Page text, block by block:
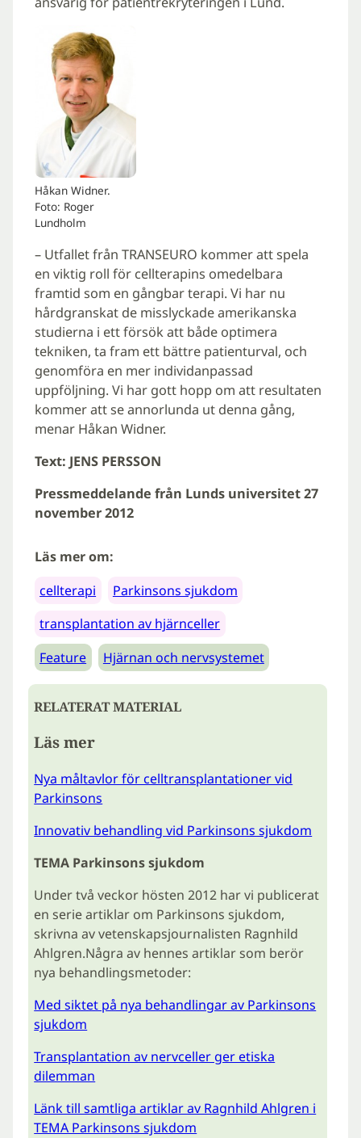
Håkan Widner.
Foto: Roger
Lundholm
– Utfallet från TRANSEURO kommer att spela
en viktig roll för cellterapins omedelbara
framtid som en gångbar terapi. Vi har nu
hårdgranskat de misslyckade amerikanska
studierna i ett försök att både optimera
tekniken, ta fram ett bättre patienturval, och
genomföra en mer individanpassad
uppföljning. Vi har gott hopp om att resultaten
kommer att se annorlunda ut denna gång,
menar Håkan Widner.
Text: JENS PERSSON
Pressmeddelande från Lunds universitet 27
november 2012
Läs mer om:
cellterapi
Parkinsons sjukdom
transplantation av hjärnceller
Feature
Hjärnan och nervsystemet
RELATERAT MATERIAL
Läs mer
Nya måltavlor för celltransplantationer vid
Parkinsons
Innovativ behandling vid Parkinsons sjukdom
TEMA Parkinsons sjukdom
Under två veckor hösten 2012 har vi publicerat
en serie artiklar om Parkinsons sjukdom,
skrivna av vetenskapsjournalisten Ragnhild
Ahlgren.Några av hennes artiklar som berör
nya behandlingsmetoder:
Med siktet på nya behandlingar av Parkinsons
sjukdom
Transplantation av nervceller ger etiska
dilemman
Länk till samtliga artiklar av Ragnhild Ahlgren i
TEMA Parkinsons sjukdom